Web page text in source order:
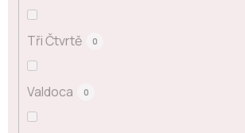
Tři Čtvrtě 0
Valdoca 0